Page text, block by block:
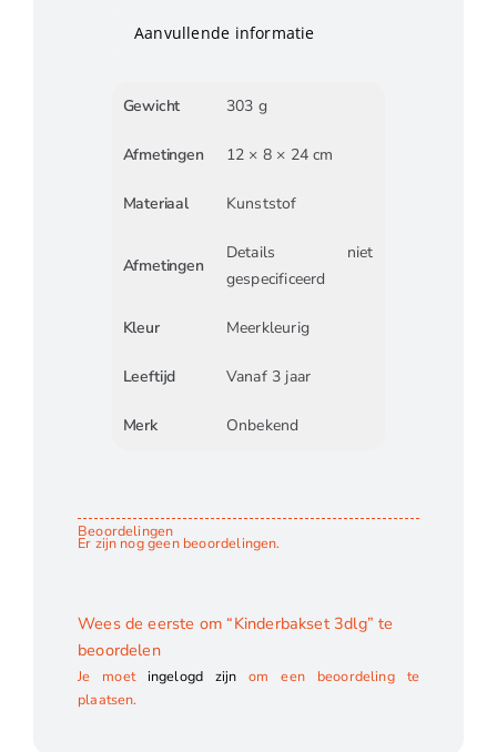
Aanvullende informatie
Gewicht 303 g
Afmetingen 12 × 8 × 24 cm
Materiaal Kunststof
Afmetingen
Details niet
gespecificeerd
Kleur Meerkleurig
Leeftijd Vanaf 3 jaar
Merk Onbekend
Beoordelingen
Er zijn nog geen beoordelingen.
Wees de eerste om “Kinderbakset 3dlg” te
beoordelen
Je moet ingelogd zijn om een beoordeling te
plaatsen.